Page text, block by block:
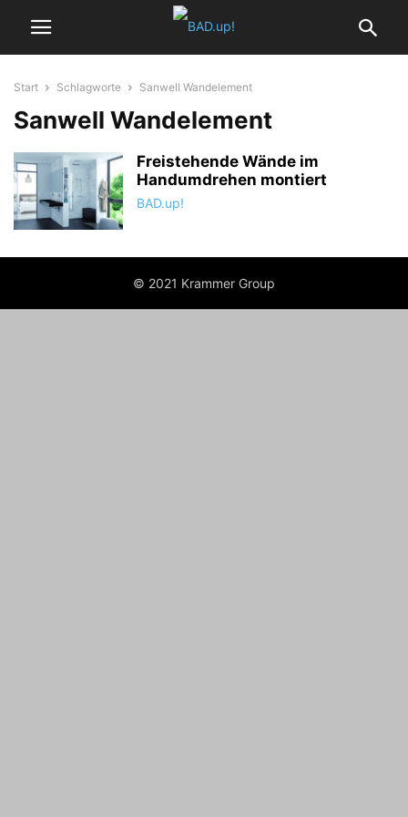
Start Schlagworte Sanwell Wandelement
Sanwell Wandelement
Freistehende Wände im
Handumdrehen montiert
BAD.up!
© 2021 Krammer Group